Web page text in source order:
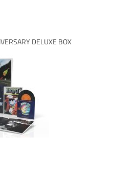
DELUXE BOX